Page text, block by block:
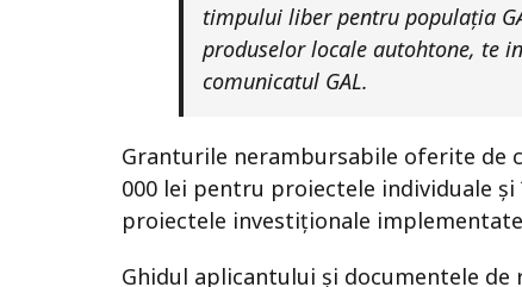
timpului liber pentru populația
produselor locale autohtone, te
comunicatul GAL.
Granturile nerambursabile oferite de
000 lei pentru proiectele individuale
proiectele investiționale
Ghidul aplicantului și documentele